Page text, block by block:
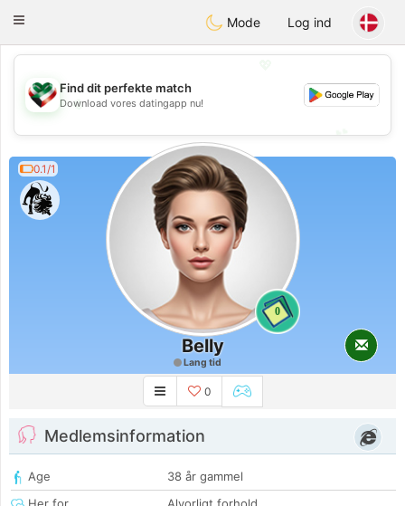
Kuwait Chat
Toggle
Mode Log ind
💖
💕
Find dit perfekte match
Download vores datingapp nu!
0.1/1
0
Belly
Lang tid
0
Medlemsinformation
Age
38 år gammel